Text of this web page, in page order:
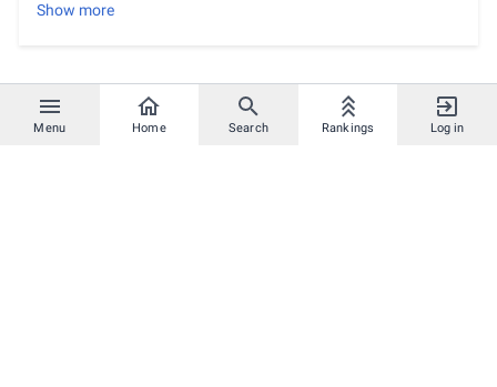
Menu Home Search Rankings Log in
各マッチの制限時間は4分。
ラウンドごとに、以下に定めたマップで実施。
マッチ開始時、1つのロビーにハンター4人、ウィッチ12
人で設定。
Show more